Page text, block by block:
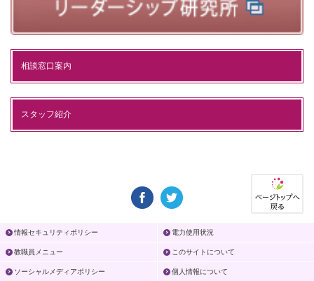
相談窓口案内
スタッフ紹介
情報セキュリティポリシー 電力使用状況
教職員メニュー このサイトについて
ソーシャルメディアポリシー 個人情報について